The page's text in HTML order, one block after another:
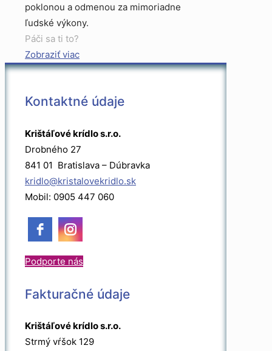
poklonou a odmenou za mimoriadne
ľudské výkony.
Páči sa ti to?
Zobraziť viac
Kontaktné údaje
Krištáľové krídlo s.r.o.
Drobného 27
841 01 Bratislava – Dúbravka
kridlo@kristalovekridlo.sk
Mobil: 0905 447 060
Podporte nás
Fakturačné údaje
Krištáľové krídlo s.r.o.
Strmý vŕšok 129